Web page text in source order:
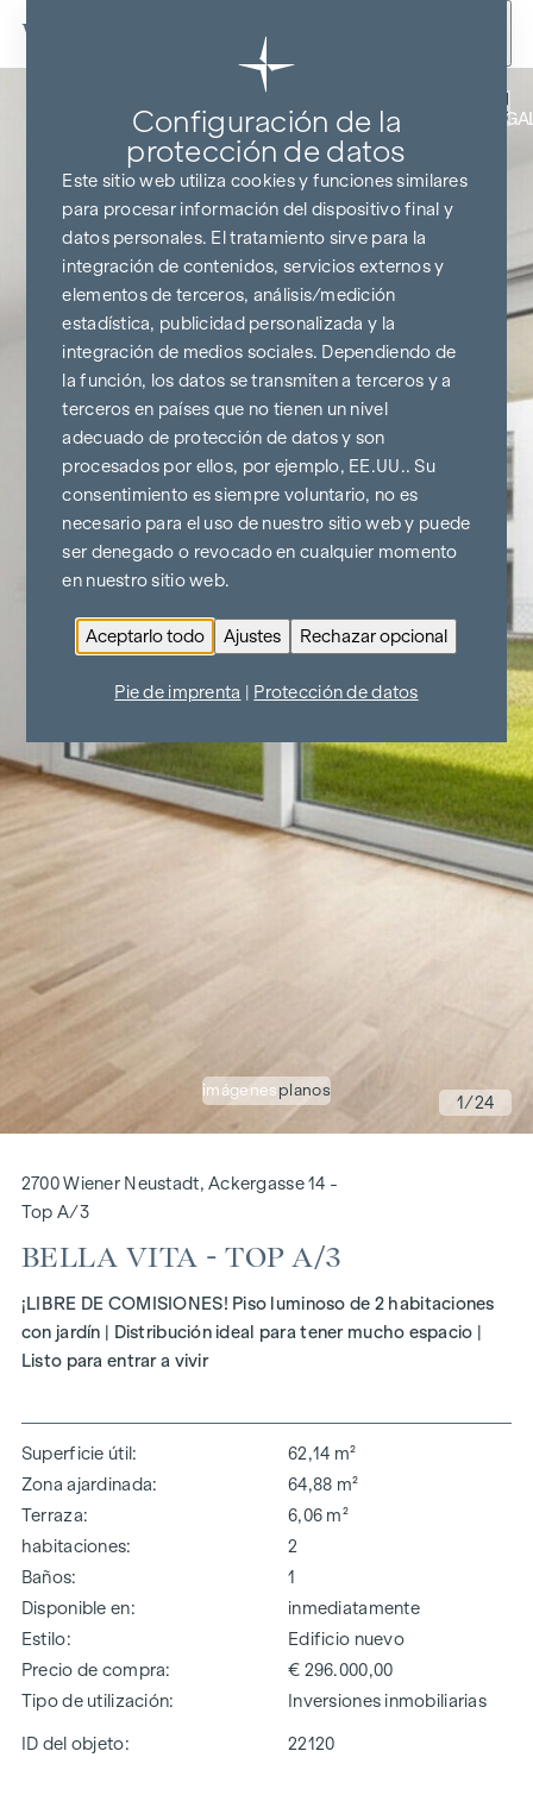
Ir al contenido
COCINA Y TELEVISOR DE
imágenes planos
1/24
2700 Wiener Neustadt, Ackergasse 14 -
Top A/3
BELLA VITA - TOP A/3
¡LIBRE DE COMISIONES! Piso luminoso de 2 habitaciones
con jardín | Distribución ideal para tener mucho espacio |
Listo para entrar a vivir
Superficie útil
62,14 m²
Zona ajardinada
64,88 m²
Terraza
6,06 m²
habitaciones
2
Baños
1
Disponible en
inmediatamente
Estilo
Edificio nuevo
Precio de compra
€ 296.000,00
Tipo de utilización
Inversiones inmobiliarias
ID del objeto: 22120
Configuración de la
protección de datos
Este sitio web utiliza cookies y funciones similares
para procesar información del dispositivo final y
datos personales. El tratamiento sirve para la
integración de contenidos, servicios externos y
elementos de terceros, análisis/medición
estadística, publicidad personalizada y la
integración de medios sociales. Dependiendo de
la función, los datos se transmiten a terceros y a
terceros en países que no tienen un nivel
adecuado de protección de datos y son
procesados por ellos, por ejemplo, EE.UU.. Su
consentimiento es siempre voluntario, no es
necesario para el uso de nuestro sitio web y puede
ser denegado o revocado en cualquier momento
en nuestro sitio web.
Aceptarlo todo Ajustes Rechazar opcional
Pie de imprenta Protección de datos